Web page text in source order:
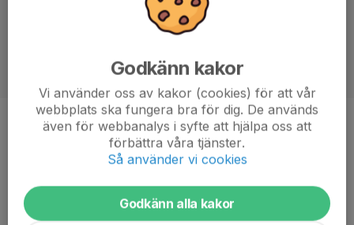
Position
-
10 år
Godkänn kakor
Vi använder oss av kakor (cookies) för att vår
webbplats ska fungera bra för dig. De används
även för webbanalys i syfte att hjälpa oss att
förbättra våra tjänster.
Så använder vi cookies
Godkänn alla kakor